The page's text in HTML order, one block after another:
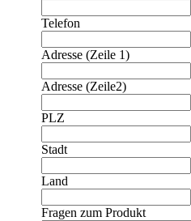
Telefon
Adresse (Zeile 1)
Adresse (Zeile2)
PLZ
Stadt
Land
Fragen zum Produkt